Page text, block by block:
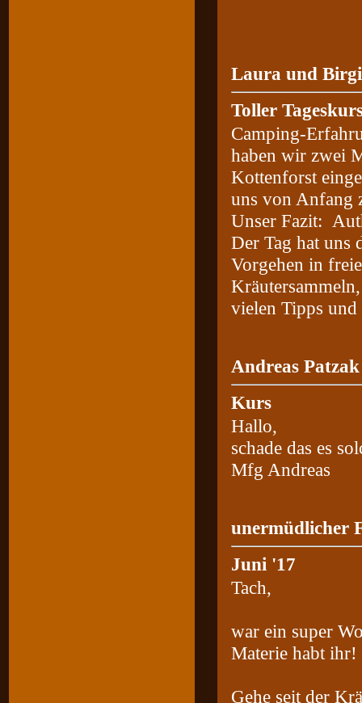
Laura und
Toller
Camping-
haben wir zwei
Kottenforst
uns von Anfang
Unser Fazit:
Der Tag hat uns
Vorgehen in
vielen Tipps
Andreas
Kurs
Hallo,
schade das es
Mfg Andreas
unermüdlicher
Juni '17
Tach,
war ein super
Materie habt ihr!
Gehe seit der